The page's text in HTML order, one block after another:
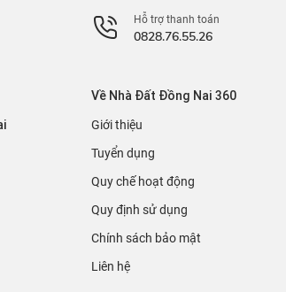
Hỗ trợ thanh toán
0828.76.55.26
Về Nhà Đất Đồng Nai 360
Giới thiệu
Tuyển dụng
Quy chế hoạt động
Quy định sử dụng
Chính sách bảo mật
Liên hệ